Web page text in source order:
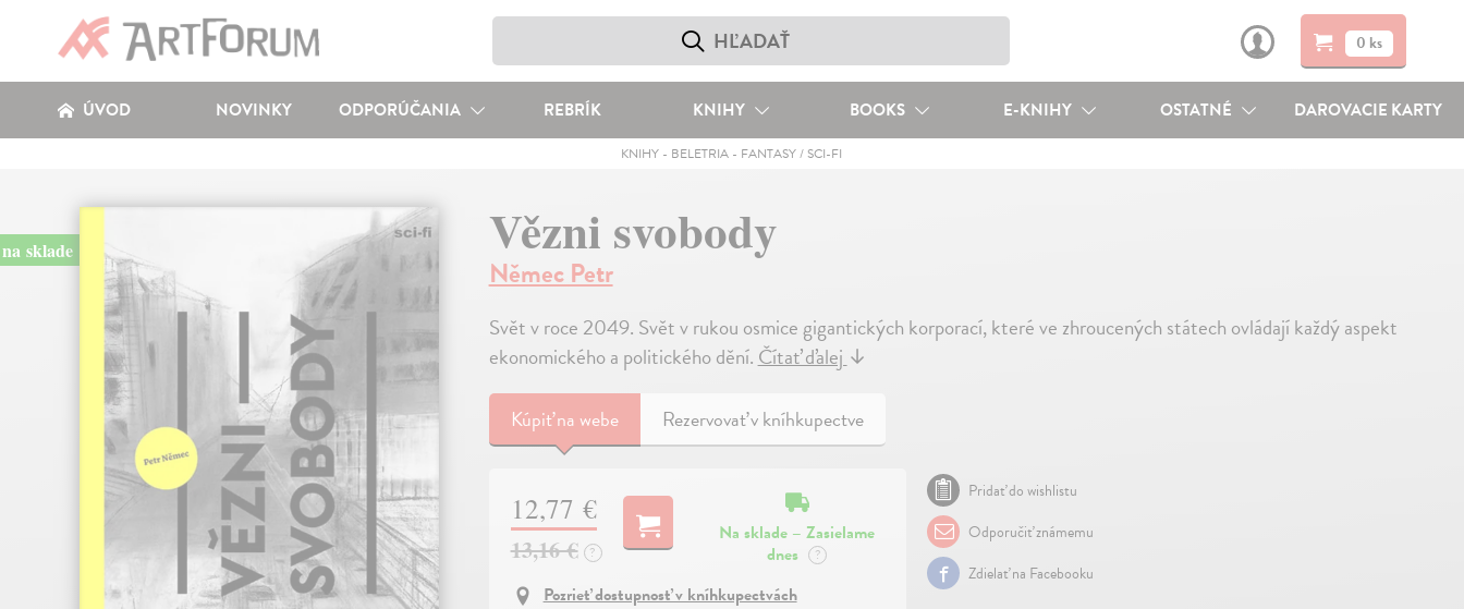
0 ks
ÚVOD NOVINKY ODPORÚČANIA REBRÍK KNIHY BOOKS E-KNIHY OSTATNÉ DAROVACIE KARTY
KNIHY - BELETRIA - FANTASY / SCI-FI
na sklade Vězni svobody
Němec Petr
Svět v roce 2049. Svět v rukou osmice gigantických korporací, které ve zhroucených státech ovládají každý aspekt
ekonomického a politického dění.Čítať ďalej↓
Kúpiťna webe Rezervovať v kníhkupectve
12,77 €
13,16 € ?
Na sklade – Zasielame
dnes
?
Pozrieť dostupnosť v kníhkupectvách
Pridať do wishlistu
Odporučiť známemu
Zdielať na Facebooku